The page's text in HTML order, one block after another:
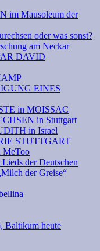
im Mausoleum der
oder was sonst?
am Neckar
DAVID
EINES
in MOISSAC
in Stuttgart
in Israel
STUTTGART
MeToo
der Deutschen
der Greise“
Baltikum heute